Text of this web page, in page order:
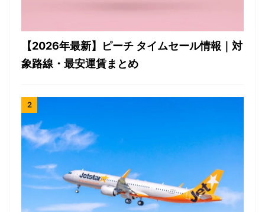
【2026年最新】ピーチ タイムセール情報｜対
象路線・最安運賃まとめ